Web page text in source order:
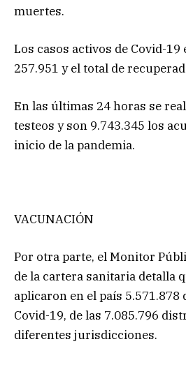
muertes.
Los casos activos de Covid-
257.951 y el total de
En las últimas 24 horas se
testeos y son 9.743.345 los
inicio de la pandemia.
VACUNACIÓN
Por otra parte, el Monitor
de la cartera sanitaria detalla
aplicaron en el país 5.571.878
Covid-19, de las 7.085.796
diferentes jurisdicciones.